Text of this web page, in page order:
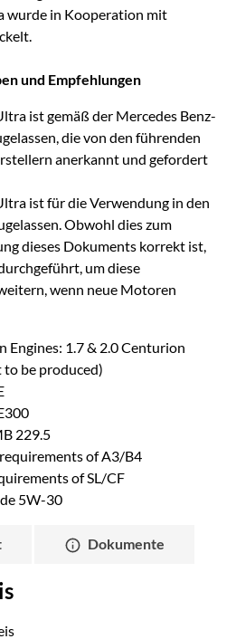
wurde in Kooperation mit
und Empfehlungen
ist gemäß der Mercedes Benz-
die von den führenden
anerkannt und gefordert
ist für die Verwendung in den
Obwohl dies zum
dieses Dokuments korrekt ist,
um diese
wenn neue Motoren
1.7 & 2.0 Centurion
be produced)
229.5
of A3/B4
of SL/CF
5W-30
Dokumente